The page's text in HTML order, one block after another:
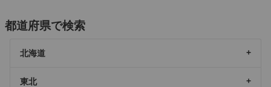
都道府県で検索
北海道
東北